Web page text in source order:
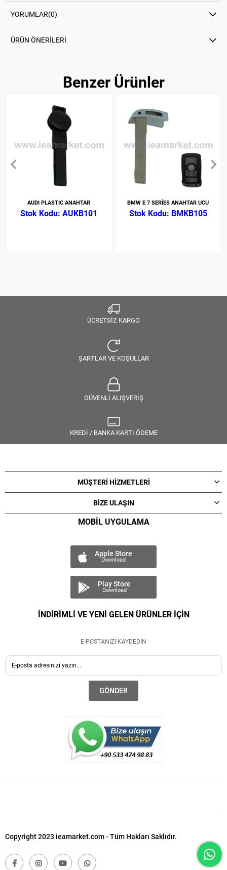
YORUMLAR(0)
ÜRÜN ÖNERILERI
Benzer Ürünler
AUDI PLASTIC ANAHTAR
AUKB101
BMW E 7 SERİES ANAHTAR UCU
BMKB105
ÜCRETSİZ KARGO
ŞARTLAR VE KOŞULLAR
GÜVENLİ ALIŞVERİŞ
KREDİ / BANKA KARTI ÖDEME
MÜŞTERİ HİZMETLERİ
BİZE ULAŞIN
MOBİL UYGULAMA
Apple Store
Download
Play Store
Download
İNDİRİMLİ VE YENİ GELEN ÜRÜNLER İÇİN
E-POSTANIZI KAYDEDİN
GÖNDER
Copyright 2023 ieamarket.com - Tüm Hakları Saklıdır.